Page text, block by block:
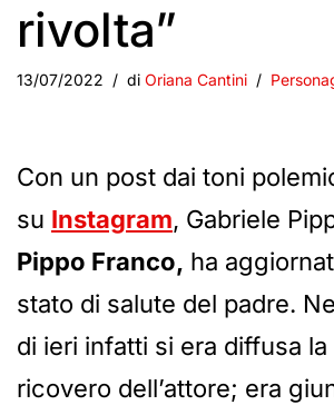
rivolta”
13/07/2022 di Oriana Cantini
Con un post dai toni
su Instagram, Gabriele
Pippo Franco, ha
stato di salute del padre.
di ieri infatti si era diffusa
ricovero dell’attore; era